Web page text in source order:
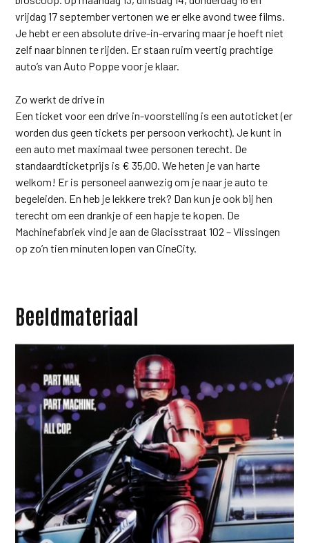
vrijdag 17 september vertonen we er elke avond twee films.
Je hebt er een absolute drive-in-ervaring maar je hoeft niet
zelf naar binnen te rijden. Er staan ruim veertig prachtige
auto’s van Auto Poppe voor je klaar.
Zo werkt de drive in
Een ticket voor een drive in-voorstelling is een autoticket (er
worden dus geen tickets per persoon verkocht). Je kunt in
een auto met maximaal twee personen terecht. De
standaardticketprijs is € 35,00. We heten je van harte
welkom! Er is personeel aanwezig om je naar je auto te
begeleiden. En heb je lekkere trek? Dan kun je ook bij hen
terecht om een drankje of een hapje te kopen. De
Machinefabriek vind je aan de Glacisstraat 102 – Vlissingen
op zo’n tien minuten lopen van CineCity.
Beeldmateriaal